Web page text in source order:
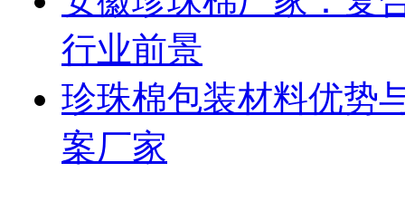
行业前景
珍珠棉包装材料优势
案厂家